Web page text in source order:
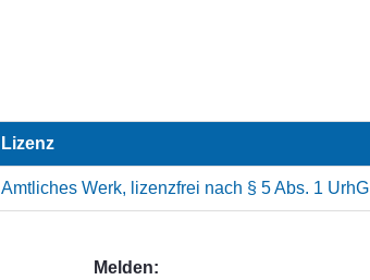
Lizenz
Amtliches Werk, lizenzfrei nach § 5 Abs. 1 UrhG
Melden: